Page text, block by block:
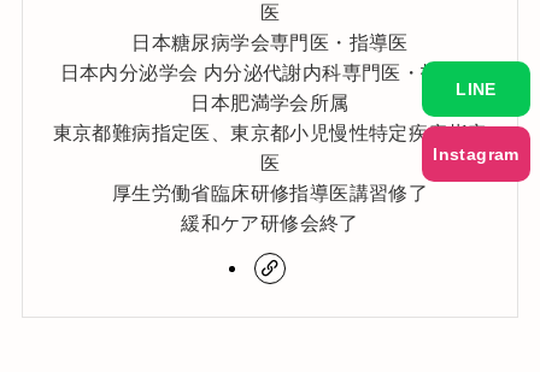
医
日本糖尿病学会専門医・指導医
日本内分泌学会 内分泌代謝内科専門医・指導医
日本肥満学会所属
東京都難病指定医、東京都小児慢性特定疾病指定
医
厚生労働省臨床研修指導医講習修了
緩和ケア研修会終了
LINE
Instagram